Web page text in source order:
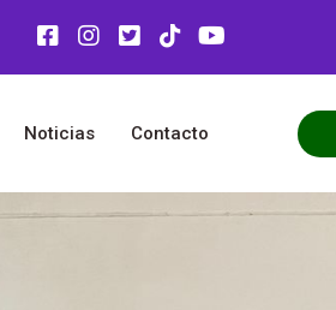
Noticias Contacto